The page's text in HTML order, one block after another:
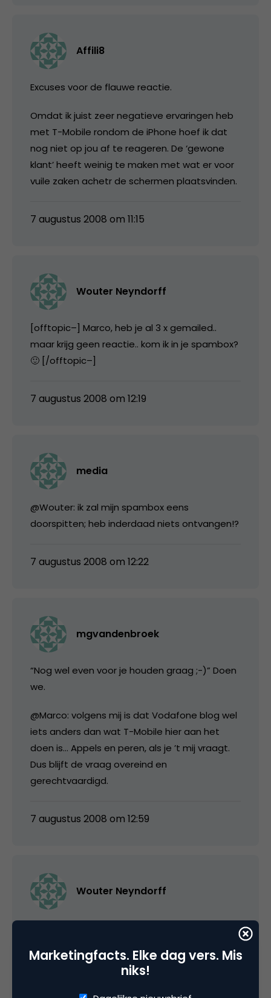
Affili8
Excuses voor de flauwe reactie.
Omdat ik juist zeer negatieve ervaringen heb
met T-Mobile rondom de iPhone hoef ik dat
nog niet op jou af te reageren. De ‘gewone
klant’ heeft weinig te maken met wat er voor
vuile zaken achetr de schermen plaatsvinden.
7 augustus 2008 om 11:15
Wouter Neyndorff
[offtopic–] Marco, heb je al 3 x gemailed..
maar krijg geen reactie.. kom ik in je spambox?
🙂 [/offtopic–]
7 augustus 2008 om 12:19
media
@Wouter: ik zal mijn spambox eens
doorspitten; heb inderdaad niets ontvangen!?
7 augustus 2008 om 12:22
mgvandenbroek
“Nog wel even voor je houden graag ;-)” Doen
we.
@Marco: volgens mij is dat Vodafone blog wel
iets anders dan wat T-Mobile hier aan het
doen is… Appels en peren, als je ’t mij vraagt.
Dus blijft de vraag overeind en
gerechtvaardigd.
7 augustus 2008 om 12:59
Wouter Neyndorff
Mobile geplaatst (letterlijk en figuurlijk) om
antwoorden te geven op vragen van klanten.
Marketingfacts. Elke dag vers. Mis
niks!